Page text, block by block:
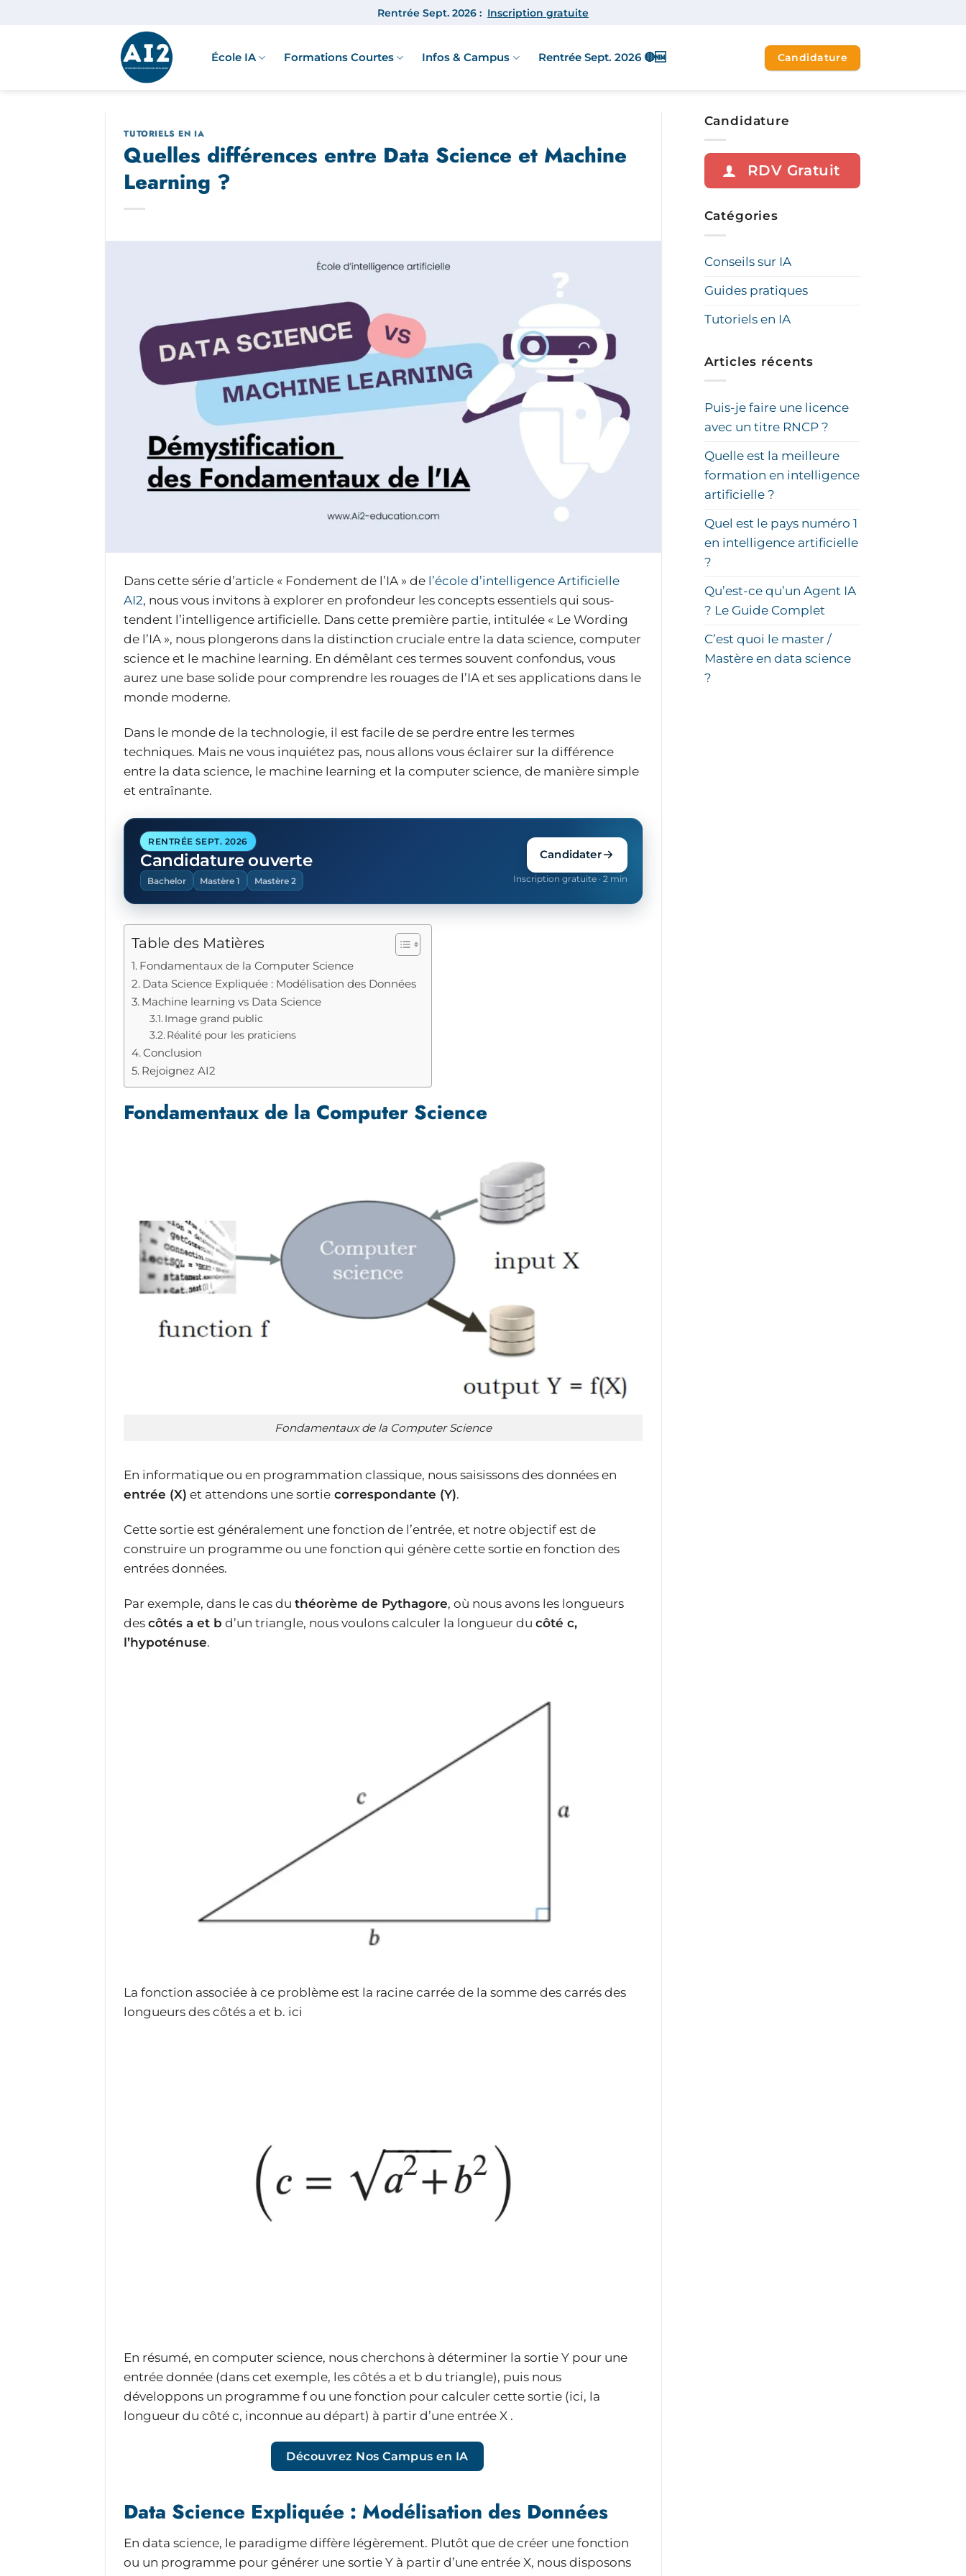
Rentrée Sept. 2026 : Inscription gratuite
École IA Formations Courtes Infos & Campus Rentrée Sept. 2026 🔴🆕 Candidature
TUTORIELS EN IA
Quelles différences entre Data Science et Machine
Learning ?
Dans cette série d’article « Fondement de l’IA » de l’école d’intelligence Artificielle
AI2, nous vous invitons à explorer en profondeur les concepts essentiels qui sous-
tendent l’intelligence artificielle. Dans cette première partie, intitulée « Le Wording
de l’IA », nous plongerons dans la distinction cruciale entre la data science, computer
science et le machine learning. En démêlant ces termes souvent confondus, vous
aurez une base solide pour comprendre les rouages de l’IA et ses applications dans le
monde moderne.
Dans le monde de la technologie, il est facile de se perdre entre les termes
techniques. Mais ne vous inquiétez pas, nous allons vous éclairer sur la différence
entre la data science, le machine learning et la computer science, de manière simple
et entraînante.
RENTRÉE SEPT. 2026
Candidature ouverte
Bachelor Mastère 1 Mastère 2
Candidater
Inscription gratuite · 2 min
Table des Matières
Fondamentaux de la Computer Science
Data Science Expliquée : Modélisation des Données
Machine learning vs Data Science
Image grand public
Réalité pour les praticiens
Conclusion
Rejoignez AI2
Fondamentaux de la Computer Science
Fondamentaux de la Computer Science
En informatique ou en programmation classique, nous saisissons des données en
entrée (X) et attendons une sortie correspondante (Y).
Cette sortie est généralement une fonction de l’entrée, et notre objectif est de
construire un programme ou une fonction qui génère cette sortie en fonction des
entrées données.
Par exemple, dans le cas duthéorème de Pythagore, où nous avons les longueurs
descôtés a et b d’un triangle, nous voulons calculer la longueur ducôté c,
l’hypoténuse.
La fonction associée à ce problème est la racine carrée de la somme des carrés des
longueurs des côtés a et b. ici
En résumé, en computer science, nous cherchons à déterminer la sortie Y pour une
entrée donnée (dans cet exemple, les côtés a et b du triangle), puis nous
développons un programme f ou une fonction pour calculer cette sortie (ici, la
longueur du côté c, inconnue au départ) à partir d’une entrée X .
Découvrez Nos Campus en IA
Data Science Expliquée : Modélisation des Données
En data science, le paradigme diffère légèrement. Plutôt que de créer une fonction
ou un programme pour générer une sortie Y à partir d’une entrée X, nous disposons
Candidature
RDV Gratuit
Catégories
Conseils sur IA
Guides pratiques
Tutoriels en IA
Articles récents
Puis-je faire une licence
avec un titre RNCP ?
Quelle est la meilleure
formation en intelligence
artificielle ?
Quel est le pays numéro 1
en intelligence artificielle
?
Qu’est-ce qu’un Agent IA
? Le Guide Complet
C’est quoi le master /
Mastère en data science
?